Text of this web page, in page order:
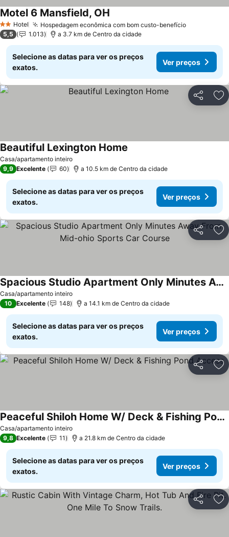
2 Estrelas
Hotel Hospedagem econômica com bom custo-benefícioVer preços
Motel 6 Mansfield, OH
5,5 1.013 a 3.7 km de Centro da cidade
Selecione as datas para ver os preços
exatos.
Ver preços
Partilhar
Casa/apartamento inteiro
Beautiful Lexington Home
9,9 Excelente 60 a 10.5 km de Centro da cidade
Selecione as datas para ver os preços
exatos.
Ver preços
Partilhar
Casa/apartamento inteiro
Spacious Studio Apartment Only Minutes Away From Mid-ohio Sports Car Course
Ver preços
10 Excelente 148 a 14.1 km de Centro da cidade
Selecione as datas para ver os preços
exatos.
Ver preços
Partilhar
Casa/apartamento inteiro
Peaceful Shiloh Home W/ Deck & Fishing Pond Access
Ver preços
9,8 Excelente 11 a 21.8 km de Centro da cidade
Selecione as datas para ver os preços
exatos.
Ver preços
Partilhar